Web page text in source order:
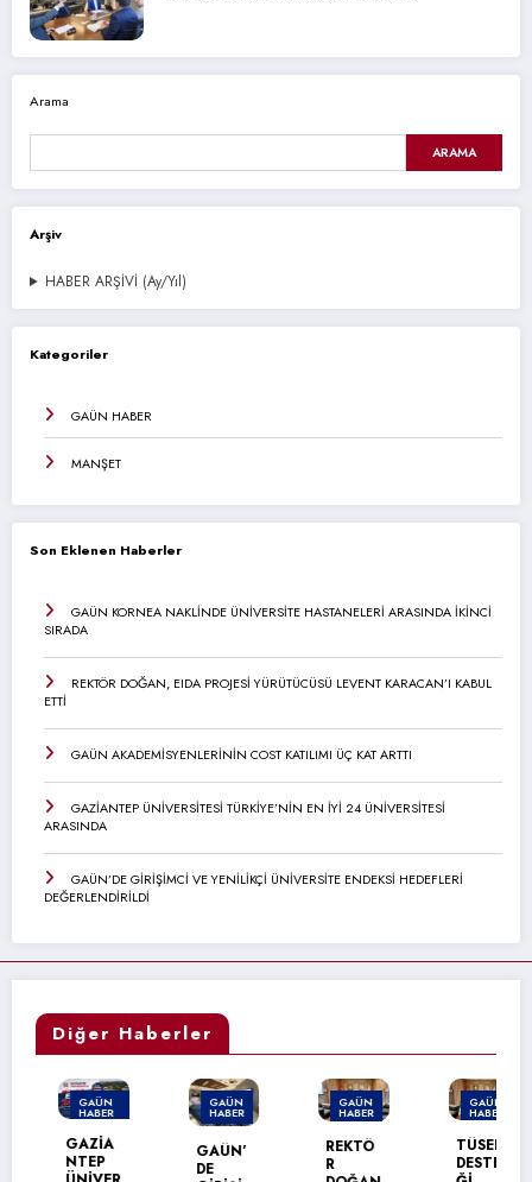
Arama
ARAMA
Arşiv
HABER ARŞİVİ (Ay/Yıl)
Kategoriler
GAÜN HABER
MANŞET
Son Eklenen Haberler
GAÜN KORNEA NAKLİNDE ÜNİVERSİTE HASTANELERİ ARASINDA İKİNCİ
SIRADA
REKTÖR DOĞAN, EIDA PROJESİ YÜRÜTÜCÜSÜ LEVENT KARACAN’I KABUL
ETTİ
GAÜN AKADEMİSYENLERİNİN COST KATILIMI ÜÇ KAT ARTTI
GAZİANTEP ÜNİVERSİTESİ TÜRKİYE’NİN EN İYİ 24 ÜNİVERSİTESİ
ARASINDA
GAÜN’DE GİRİŞİMCİ VE YENİLİKÇİ ÜNİVERSİTE ENDEKSİ HEDEFLERİ
DEĞERLENDİRİLDİ
Diğer Haberler
GAÜN
HABER
MANŞET
GAZİA
NTEP
GAÜN
HABER
GAÜN’
GAÜN
HABER
REKTÖ
GAÜN
HABER
TÜSEB
DESTE